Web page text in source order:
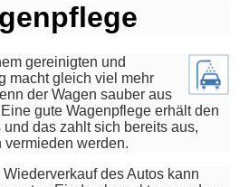
gereinigten und
macht gleich viel mehr
der Wagen sauber aus
gute Wagenpflege erhält den
das zahlt sich bereits aus,
vermieden werden.
des Autos kann